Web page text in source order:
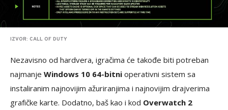
IZVOR: CALL OF DUTY
Nezavisno od hardvera, igračima će takođe biti potreban
najmanje Windows 10 64-bitni operativni sistem sa
instaliranim najnovijim ažuriranjima i najnovijim drajverima
grafičke karte. Dodatno, baš kao i kod Overwatch 2